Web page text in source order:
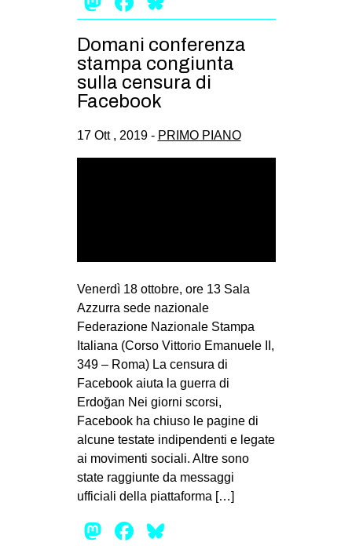
Domani conferenza
stampa congiunta
sulla censura di
Facebook
17 Ott , 2019 - PRIMO PIANO
Venerdì 18 ottobre, ore 13 Sala
Azzurra sede nazionale
Federazione Nazionale Stampa
Italiana (Corso Vittorio Emanuele II,
349 – Roma) La censura di
Facebook aiuta la guerra di
Erdoğan Nei giorni scorsi,
Facebook ha chiuso le pagine di
alcune testate indipendenti e legate
ai movimenti sociali. Altre sono
state raggiunte da messaggi
ufficiali della piattaforma […]
Mastodon
Facebook